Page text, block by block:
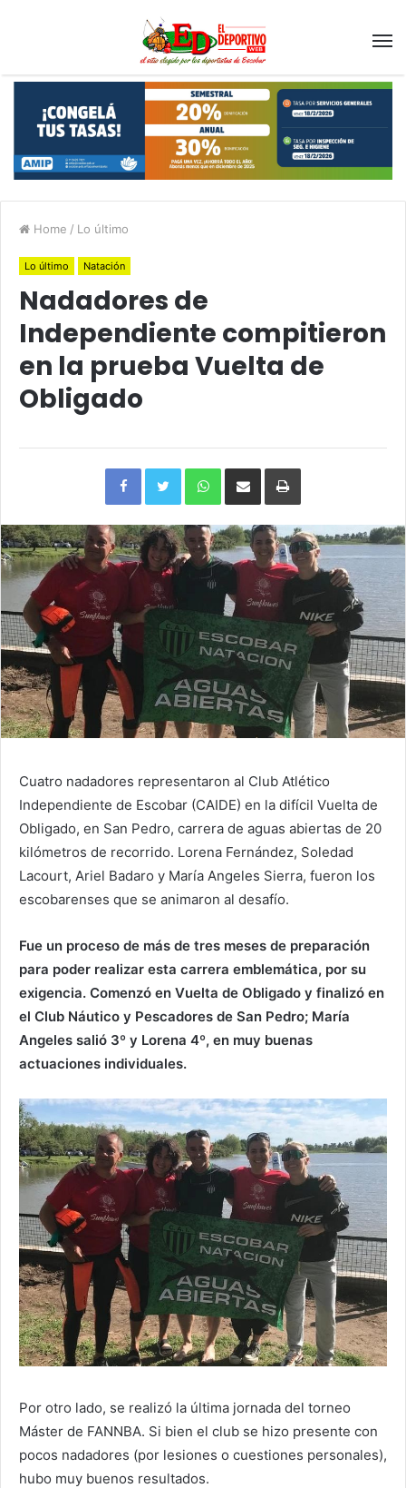
Home / Lo último
Lo último Natación
Nadadores de
Independiente compitieron
en la prueba Vuelta de
Obligado
FacebookTwitterWhatsAppCompartirImprimir
Cuatro nadadores representaron al Club Atlético
Independiente de Escobar (CAIDE) en la difícil Vuelta de
Obligado, en San Pedro, carrera de aguas abiertas de 20
kilómetros de recorrido. Lorena Fernández, Soledad
Lacourt, Ariel Badaro y María Angeles Sierra, fueron los
escobarenses que se animaron al desafío.
Fue un proceso de más de tres meses de preparación
para poder realizar esta carrera emblemática, por su
exigencia. Comenzó en Vuelta de Obligado y finalizó en
el Club Náutico y Pescadores de San Pedro; María
Angeles salió 3º y Lorena 4º, en muy buenas
actuaciones individuales.
Por otro lado, se realizó la última jornada del torneo
Máster de FANNBA. Si bien el club se hizo presente con
pocos nadadores (por lesiones o cuestiones personales),
hubo muy buenos resultados.